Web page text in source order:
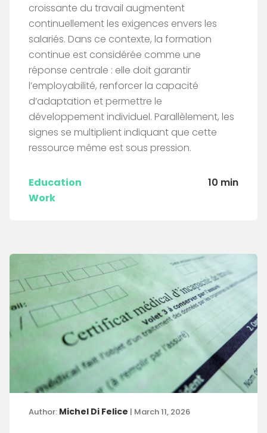
croissante du travail augmentent
continuellement les exigences envers les
salariés. Dans ce contexte, la formation
continue est considérée comme une
réponse centrale : elle doit garantir
l’employabilité, renforcer la capacité
d’adaptation et permettre le
développement individuel. Parallèlement, les
signes se multiplient indiquant que cette
ressource même est sous pression.
Education
Work
10 min
Author: Michel Di Felice | March 11, 2026